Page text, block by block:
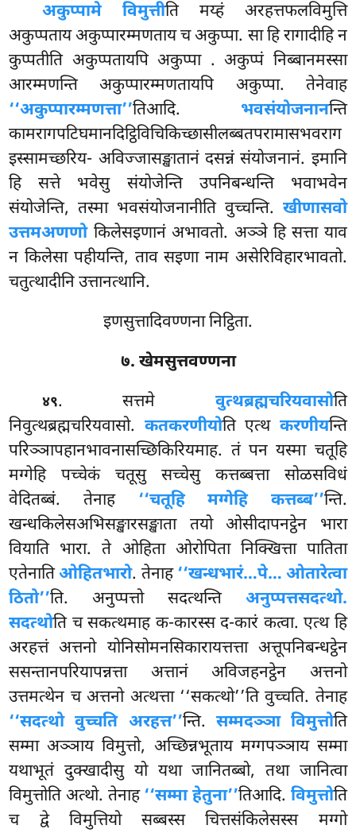
अकुप्पामे विमुत्तीति मय्हं अरहत्तफलविमुत्ति
अकुप्पताय अकुप्पारम्मणताय च अकुप्पा. सा हि रागादीहि न
कुप्पतीति अकुप्पतायपि अकुप्पा . अकुप्पं निब्बानमस्सा
आरम्मणन्ति अकुप्पारम्मणतायपि अकुप्पा. तेनेवाह
‘‘अकुप्पारम्मणत्ता’’तिआदि. भवसंयोजनानन्ति
कामरागपटिघमानदिट्ठिविचिकिच्छासीलब्बतपरामासभवराग
इस्सामच्छरिय- अविज्जासङ्खातानं दसन्नं संयोजनानं. इमानि
हि सत्ते भवेसु संयोजेन्ति उपनिबन्धन्ति भवाभवेन
संयोजेन्ति, तस्मा भवसंयोजनानीति वुच्चन्ति. खीणासवो
उत्तमअणणोकिलेसइणानं अभावतो. अञ्ञे हि सत्ता याव
न किलेसा पहीयन्ति, ताव सइणा नाम असेरिविहारभावतो.
चतुत्थादीनि उत्तानत्थानि.
इणसुत्तादिवण्णना निट्ठिता.
७. खेमसुत्तवण्णना
४९. सत्तमे वुत्थब्रह्मचरियवासोति
निवुत्थब्रह्मचरियवासो. कतकरणीयोति एत्थ करणीयन्ति
परिञ्ञापहानभावनासच्छिकिरियमाह. तं पन यस्मा चतूहि
मग्गेहि पच्चेकं चतूसु सच्चेसु कत्तब्बत्ता सोळसविधं
वेदितब्बं. तेनाह ‘‘चतूहि मग्गेहि कत्तब्ब’’न्ति.
खन्धकिलेसअभिसङ्खारसङ्खाता तयो ओसीदापनट्ठेन भारा
वियाति भारा. ते ओहिता ओरोपिता निक्खित्ता पातिता
एतेनातिओहितभारो. तेनाह‘‘खन्धभारं…पे… ओतारेत्वा
ठितो’’ति. अनुप्पत्तो सदत्थन्ति अनुप्पत्तसदत्थो.
सदत्थोति च सकत्थमाह क-कारस्स द-कारं कत्वा. एत्थ हि
अरहत्तं अत्तनो योनिसोमनसिकारायत्तत्ता अत्तूपनिबन्धट्ठेन
ससन्तानपरियापन्नत्ता अत्तानं अविजहनट्ठेन अत्तनो
उत्तमत्थेन च अत्तनो अत्थत्ता ‘‘सकत्थो’’ति वुच्चति. तेनाह
‘‘सदत्थो वुच्चति अरहत्त’’न्ति. सम्मदञ्ञा विमुत्तोति
सम्मा अञ्ञाय विमुत्तो, अच्छिन्नभूताय मग्गपञ्ञाय सम्मा
यथाभूतं दुक्खादीसु यो यथा जानितब्बो, तथा जानित्वा
विमुत्तोति अत्थो. तेनाह‘‘सम्मा हेतुना’’तिआदि. विमुत्तोति
च द्वे विमुत्तियो सब्बस्स चित्तसंकिलेसस्स मग्गो